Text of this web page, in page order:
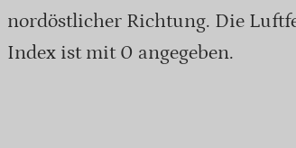
nordöstlicher Richtung. Die
Index ist mit 0 angegeben.